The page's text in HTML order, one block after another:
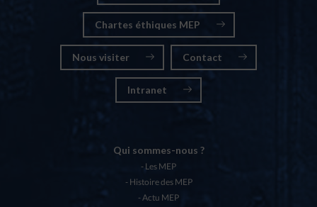
Chartes éthiques MEP
Nous visiter Contact
Intranet
Qui sommes-nous ?
Les MEP
Histoire des MEP
Actu MEP